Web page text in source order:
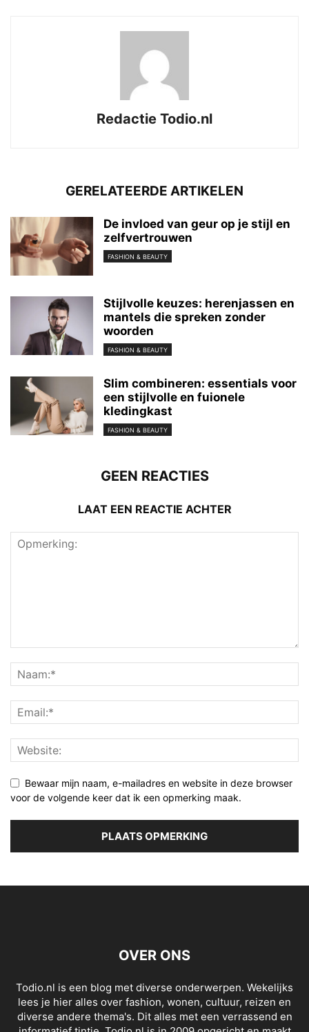
Redactie Todio.nl
GERELATEERDE ARTIKELEN
De invloed van geur op je stijl en
zelfvertrouwen
FASHION & BEAUTY
Stijlvolle keuzes: herenjassen en
mantels die spreken zonder
woorden
FASHION & BEAUTY
Slim combineren: essentials voor
een stijlvolle en fuionele
kledingkast
FASHION & BEAUTY
GEEN REACTIES
LAAT EEN REACTIE ACHTER
Bewaar mijn naam, e-mailadres en website in deze browser
voor de volgende keer dat ik een opmerking maak.
OVER ONS
Todio.nl is een blog met diverse onderwerpen. Wekelijks
lees je hier alles over fashion, wonen, cultuur, reizen en
diverse andere thema's. Dit alles met een verrassend en